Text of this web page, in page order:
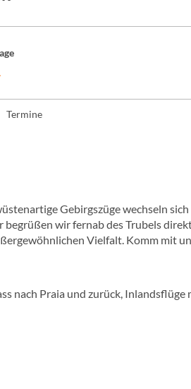
Termine
Gebirgszüge wechseln
wir fernab des Trubels
Vielfalt. Komm mit
nach Praia und zurück, Inlandsflüge